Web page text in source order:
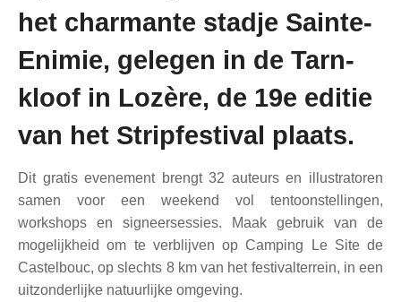
het charmante stadje Sainte-
Enimie, gelegen in de Tarn-
kloof in Lozère, de 19e editie
van het Stripfestival plaats.
Dit gratis evenement brengt 32 auteurs en illustratoren
samen voor een weekend vol tentoonstellingen,
workshops en signeersessies. Maak gebruik van de
mogelijkheid om te verblijven op Camping Le Site de
Castelbouc, op slechts 8 km van het festivalterrein, in een
uitzonderlijke natuurlijke omgeving.